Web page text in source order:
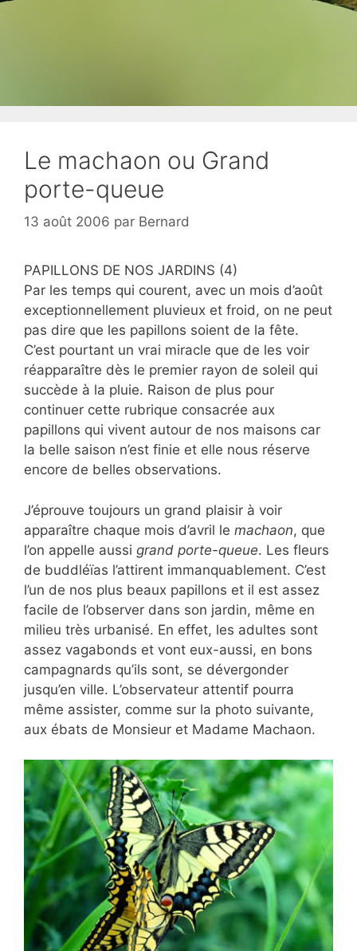
Le machaon ou Grand
porte-queue
13 août 2006 par Bernard
PAPILLONS DE NOS JARDINS (4)
Par les temps qui courent, avec un mois d’août
exceptionnellement pluvieux et froid, on ne peut
pas dire que les papillons soient de la fête.
C’est pourtant un vrai miracle que de les voir
réapparaître dès le premier rayon de soleil qui
succède à la pluie. Raison de plus pour
continuer cette rubrique consacrée aux
papillons qui vivent autour de nos maisons car
la belle saison n’est finie et elle nous réserve
encore de belles observations.
J’éprouve toujours un grand plaisir à voir
apparaître chaque mois d’avril le machaon, que
l’on appelle aussi grand porte-queue. Les fleurs
de buddléïas l’attirent immanquablement. C’est
l’un de nos plus beaux papillons et il est assez
facile de l’observer dans son jardin, même en
milieu très urbanisé. En effet, les adultes sont
assez vagabonds et vont eux-aussi, en bons
campagnards qu’ils sont, se dévergonder
jusqu’en ville. L’observateur attentif pourra
même assister, comme sur la photo suivante,
aux ébats de Monsieur et Madame Machaon.